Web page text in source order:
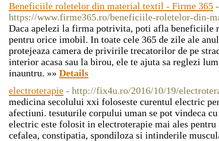
Beneficiile roletelor din material textil - Firme 365 -
https://www.firme365.ro/beneficiile-roletelor-din-
Daca apelezi la firma potrivita, poti afla
pentru orice imobil. In toate cele 365 de zile ale
protejeaza camera de privirile trecatorilor de pe
interior acasa sau la birou, ele te ajuta sa reglezi
inauntru. »» Details
electroterapie - http://fix4u.ro/2016/10/19/
medicina secolului xxi foloseste curentul electric
afectiuni. tesuturile corpului uman se pot vindeca
electric este folosit in electroterapie mai ales
cefalea, constipatia, spondiloza si intinderile